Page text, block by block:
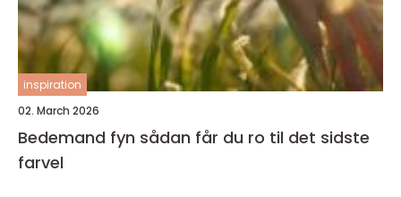
inspiration
02. March 2026
Bedemand fyn sådan får du ro til det sidste
farvel